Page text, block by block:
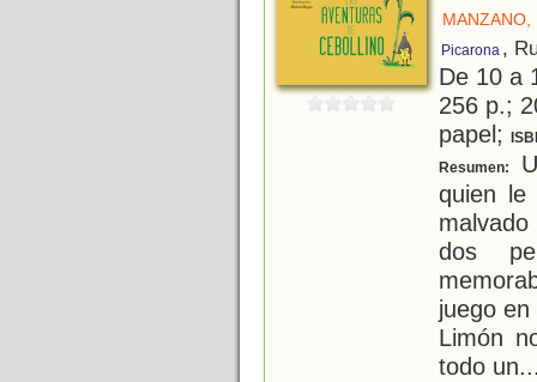
MANZANO,
Picarona ,
De 10 a
256 p.;
papel;
Resumen:
quien
dos
juego
Limón
todo un